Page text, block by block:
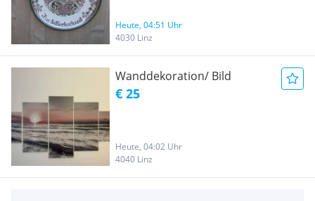
Heute, 04:51 Uhr
4030 Linz
Wanddekoration/ Bild
€ 25
Heute, 04:02 Uhr
4040 Linz